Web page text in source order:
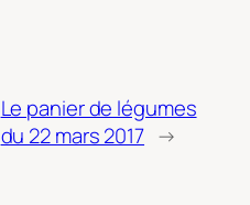
Le panier de légumes
du 22 mars 2017 →